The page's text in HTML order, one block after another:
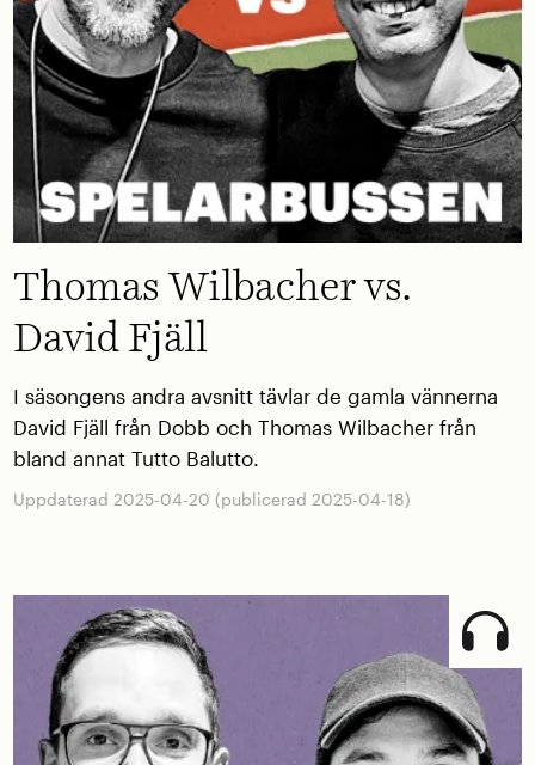
Thomas Wilbacher vs.
David Fjäll
I säsongens andra avsnitt tävlar de gamla vännerna
David Fjäll från Dobb och Thomas Wilbacher från
bland annat Tutto Balutto.
Uppdaterad 2025-04-20 (publicerad 2025-04-18)